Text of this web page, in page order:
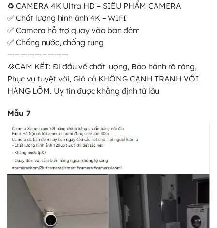
♻️ CAMERA 4K Ultra HD – SIÊU PHẨM CAMERA
✅ Chất lượng hình ảnh 4K – WIFI
✅ Camera hỗ trợ quay vào ban đêm
✅ Chống nước, chống rung
—————————
💢CAM KẾT: Đi đầu về chất lượng, Bảo hành rõ ràng,
Phục vụ tuyệt vời, Giá cả KHÔNG CẠNH TRANH VỚI
HÀNG LỞM. Uy tín được khẳng định từ lâu
Mẫu 7